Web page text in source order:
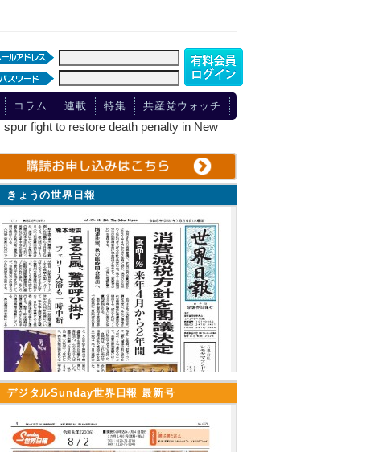
コラム 連載 特集 共産党ウォッチ
fight to restore death penalty in New
きょうの世界日報
デジタルSunday世界日報 最新号